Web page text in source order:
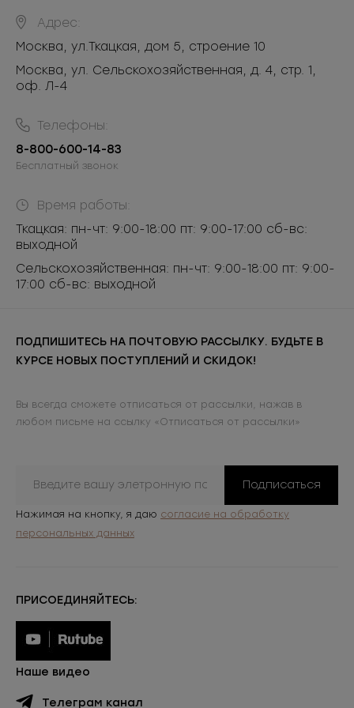
Адрес:
Москва, ул.Ткацкая, дом 5, строение 10
Москва, ул. Сельскохозяйственная, д. 4, стр. 1,
оф. Л-4
Телефоны:
8-800-600-14-83
Бесплатный звонок
Время работы:
Ткацкая: пн-чт: 9:00-18:00 пт: 9:00-17:00 сб-вс:
выходной
Сельскохозяйственная: пн-чт: 9:00-18:00 пт: 9:00-
17:00 сб-вс: выходной
ПОДПИШИТЕСЬ НА ПОЧТОВУЮ РАССЫЛКУ. БУДЬТЕ В
КУРСЕ НОВЫХ ПОСТУПЛЕНИЙ И СКИДОК!
Вы всегда сможете отписаться от рассылки, нажав в
любом письме на ссылку «Отписаться от рассылки»
Подписаться
Нажимая на кнопку, я даю согласие на обработку
персональных данных
ПРИСОЕДИНЯЙТЕСЬ:
Наше видео
Телеграм канал